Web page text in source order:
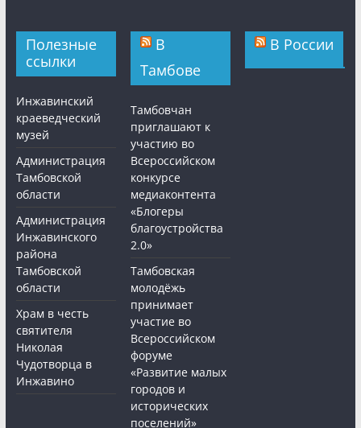
Полезные
ссылки
Инжавинский
краеведческий
музей
Администрация
Тамбовской
области
Администрация
Инжавинского
района
Тамбовской
области
Храм в честь
святителя
Николая
Чудотворца в
Инжавино
В
Тамбове
Тамбовчан
приглашают к
участию во
Всероссийском
конкурсе
медиаконтента
«Блогеры
благоустройства
2.0»
Тамбовская
молодёжь
принимает
участие во
Всероссийском
форуме
«Развитие малых
городов и
исторических
поселений»
В России